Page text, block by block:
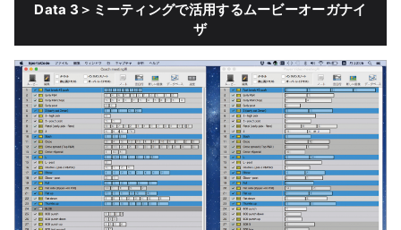
Data 3＞ミーティングで活用するムービーオーガナイ
ザ